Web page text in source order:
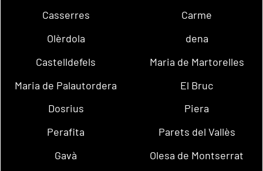
Casserres
Carme
Olèrdola
dena
Castelldefels
Maria de Martorelles
Maria de Palautordera
El Bruc
Dosrius
Piera
Perafita
Parets del Vallès
Gavà
Olesa de Montserrat